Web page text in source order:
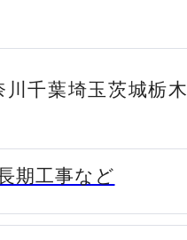
川千葉埼玉 茨城栃木
期工事など